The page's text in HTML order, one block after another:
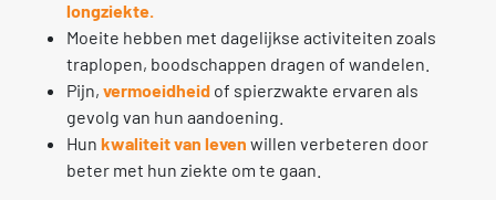
longziekte.
Moeite hebben met dagelijkse activiteiten zoals
traplopen, boodschappen dragen of wandelen.
Pijn, vermoeidheid of spierzwakte ervaren als
gevolg van hun aandoening.
Hun kwaliteit van leven willen verbeteren door
beter met hun ziekte om te gaan.